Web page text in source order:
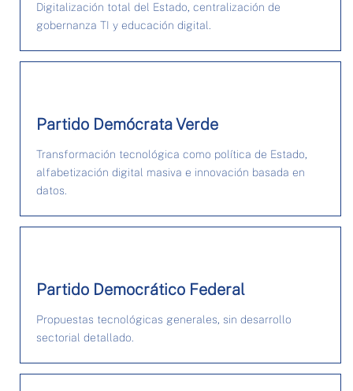
Digitalización total del Estado, centralización de
gobernanza TI y educación digital.
Partido Demócrata Verde
Transformación tecnológica como política de Estado,
alfabetización digital masiva e innovación basada en
datos.
Partido Democrático Federal
Propuestas tecnológicas generales, sin desarrollo
sectorial detallado.